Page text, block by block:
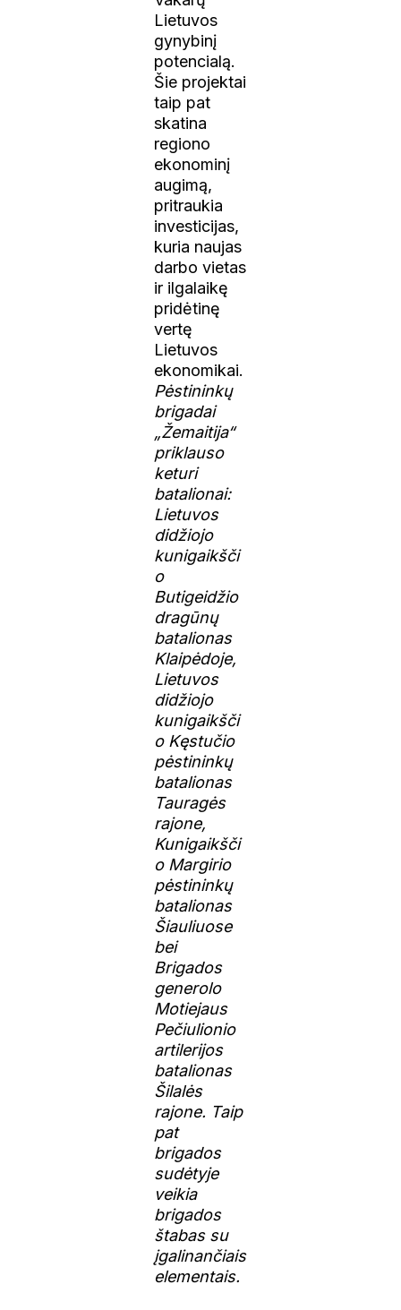
Lietuvos
gynybinį
potencialą.
Šie projektai
taip pat
skatina
regiono
ekonominį
augimą,
pritraukia
investicijas,
kuria naujas
darbo vietas
ir ilgalaikę
pridėtinę
vertę
Lietuvos
ekonomikai.
Pėstininkų
brigadai
„Žemaitija“
priklauso
keturi
batalionai:
Lietuvos
didžiojo
kunigaikšči
o
Butigeidžio
dragūnų
batalionas
Klaipėdoje,
Lietuvos
didžiojo
kunigaikšči
o Kęstučio
pėstininkų
batalionas
Tauragės
rajone,
Kunigaikšči
o Margirio
pėstininkų
batalionas
Šiauliuose
bei
Brigados
generolo
Motiejaus
Pečiulionio
artilerijos
batalionas
Šilalės
rajone. Taip
pat
brigados
sudėtyje
veikia
brigados
štabas su
įgalinančiais
elementais.